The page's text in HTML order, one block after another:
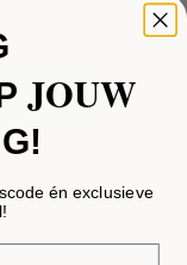
Elegant en verfijnd design met een zachte, warme...
JOUW
én exclusieve